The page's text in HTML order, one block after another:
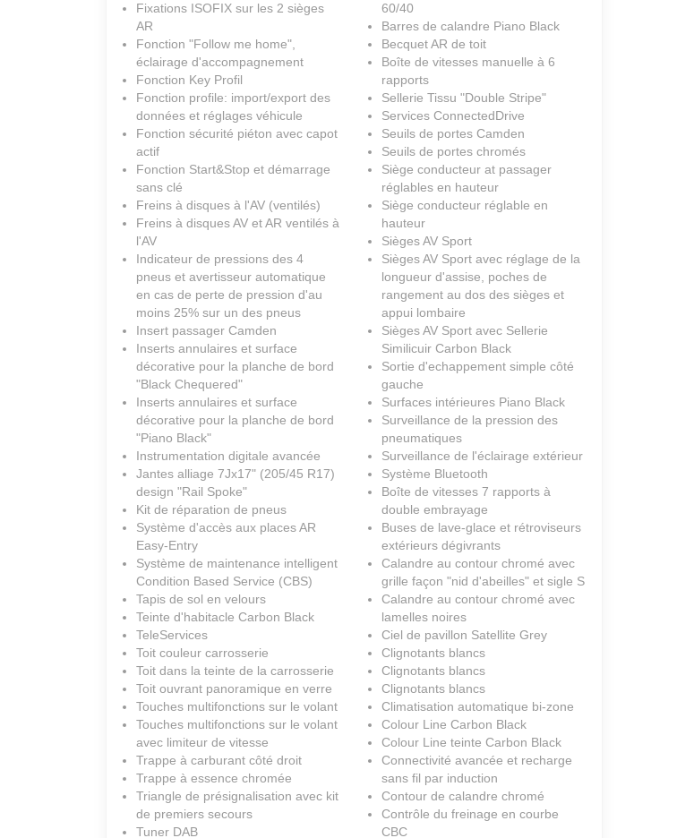
Fixations ISOFIX sur les 2 sièges
AR
Fonction "Follow me home",
éclairage d'accompagnement
Fonction Key Profil
Fonction profile: import/export des
données et réglages véhicule
Fonction sécurité piéton avec capot
actif
Fonction Start&Stop et démarrage
sans clé
Freins à disques à l'AV (ventilés)
Freins à disques AV et AR ventilés à
l'AV
Indicateur de pressions des 4
pneus et avertisseur automatique
en cas de perte de pression d'au
moins 25% sur un des pneus
Insert passager Camden
Inserts annulaires et surface
décorative pour la planche de bord
"Black Chequered"
Inserts annulaires et surface
décorative pour la planche de bord
"Piano Black"
Instrumentation digitale avancée
Jantes alliage 7Jx17" (205/45 R17)
design "Rail Spoke"
Kit de réparation de pneus
Système d'accès aux places AR
Easy-Entry
Système de maintenance intelligent
Condition Based Service (CBS)
Tapis de sol en velours
Teinte d'habitacle Carbon Black
TeleServices
Toit couleur carrosserie
Toit dans la teinte de la carrosserie
Toit ouvrant panoramique en verre
Touches multifonctions sur le volant
Touches multifonctions sur le volant
avec limiteur de vitesse
Trappe à carburant côté droit
Trappe à essence chromée
Triangle de présignalisation avec kit
de premiers secours
Tuner DAB
60/40
Barres de calandre Piano Black
Becquet AR de toit
Boîte de vitesses manuelle à 6
rapports
Sellerie Tissu "Double Stripe"
Services ConnectedDrive
Seuils de portes Camden
Seuils de portes chromés
Siège conducteur at passager
réglables en hauteur
Siège conducteur réglable en
hauteur
Sièges AV Sport
Sièges AV Sport avec réglage de la
longueur d'assise, poches de
rangement au dos des sièges et
appui lombaire
Sièges AV Sport avec Sellerie
Similicuir Carbon Black
Sortie d'echappement simple côté
gauche
Surfaces intérieures Piano Black
Surveillance de la pression des
pneumatiques
Surveillance de l'éclairage extérieur
Système Bluetooth
Boîte de vitesses 7 rapports à
double embrayage
Buses de lave-glace et rétroviseurs
extérieurs dégivrants
Calandre au contour chromé avec
grille façon "nid d'abeilles" et sigle S
Calandre au contour chromé avec
lamelles noires
Ciel de pavillon Satellite Grey
Clignotants blancs
Clignotants blancs
Clignotants blancs
Climatisation automatique bi-zone
Colour Line Carbon Black
Colour Line teinte Carbon Black
Connectivité avancée et recharge
sans fil par induction
Contour de calandre chromé
Contrôle du freinage en courbe
CBC